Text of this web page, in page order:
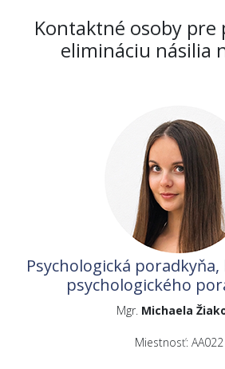
Kontaktné osoby pre
elimináciu násilia
Psychologická
psychologického
Mgr. Michaela
Miestnosť: AA022